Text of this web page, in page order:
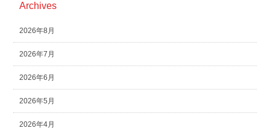
Archives
2026年8月
2026年7月
2026年6月
2026年5月
2026年4月